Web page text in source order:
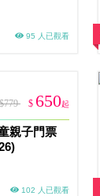
95 人已觀看
$779 $ 650起
親子門票
102 人已觀看